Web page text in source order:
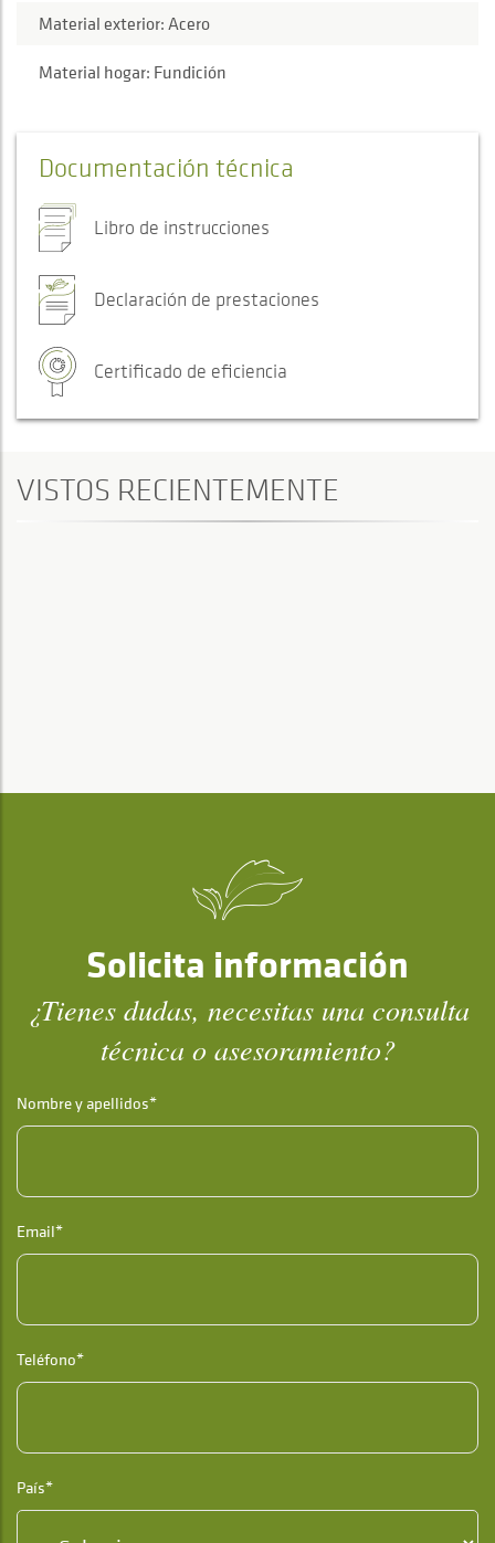
Material exterior: Acero
Material hogar: Fundición
Documentación técnica
Libro de instrucciones
Declaración de prestaciones
Certificado de eficiencia
VISTOS RECIENTEMENTE
Solicita información
¿Tienes dudas, necesitas una consulta
técnica o asesoramiento?
Nombre y apellidos*
Email*
Teléfono*
País*